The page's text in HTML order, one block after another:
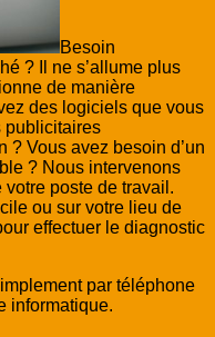
Besoin
? Il ne s’allume plus
de manière
des logiciels que vous
publicitaires
? Vous avez besoin d’un
? Nous intervenons
poste de travail.
ou sur votre lieu de
effectuer le diagnostic
par téléphone
informatique.